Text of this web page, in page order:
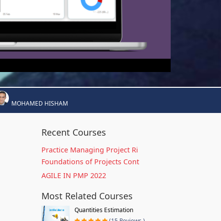
MOHAMED HISHAM
Recent Courses
Practice Managing Project Ri
Foundations of Projects Cont
AGILE IN PMP 2022
Most Related Courses
Quantities Estimation